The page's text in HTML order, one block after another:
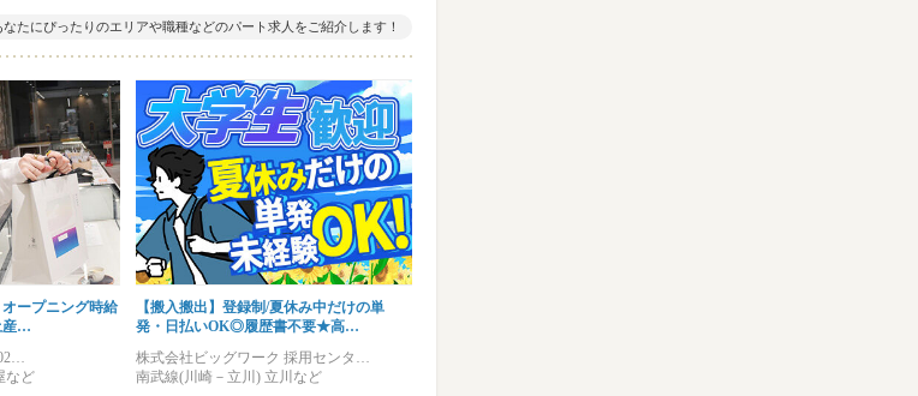
なたにぴったりのエリアや職種などのパート求人をご紹介します！
オープニング時給
産…
など
【搬入搬出】登録制/夏休み中だけの単
発・日払いOK◎履歴書不要★高…
株式会社ビッグワーク 採用センタ…
南武線(川崎－立川) 立川など